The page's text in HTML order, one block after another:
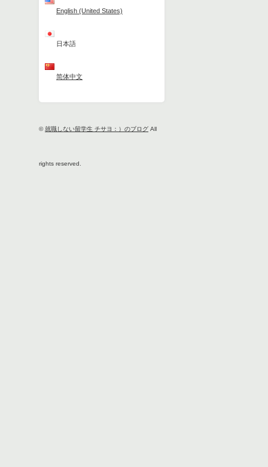
English (United States)
日本語
简体中文
©就職しない留学生 チサヨ：）のブログ All
rights reserved.